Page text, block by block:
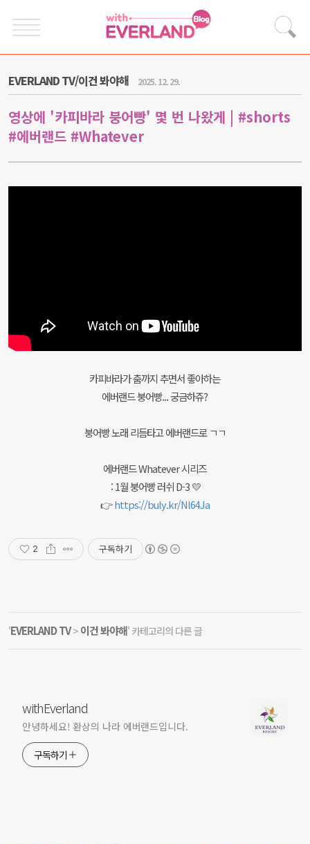
EVERLAND TV/이건 봐야해 2025. 12. 29.
영상에 '카피바라 붕어빵' 몇 번 나왔게 | #shorts
#에버랜드 #Whatever
카피바라가 춤까지 추면서 좋아하는
에버랜드 붕어빵... 궁금하쥬?
붕어빵 노래 리듬타고 에버랜드로 ㄱㄱ
에버랜드 Whatever 시리즈
: 1월 붕어빵 러쉬 D-3 💛
👉https://buly.kr/Nl64Ja
2 구독하기
'EVERLAND TV> 이건 봐야해' 카테고리의 다른 글
withEverland
안녕하세요! 환상의 나라 에버랜드입니다.
구독하기